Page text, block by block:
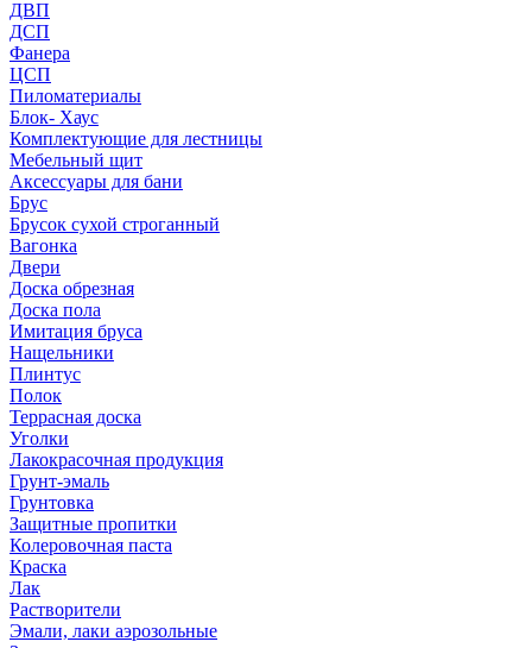
ДВП
ДСП
Фанера
ЦСП
Пиломатериалы
Блок- Хаус
Комплектующие для лестницы
Мебельный щит
Аксессуары для бани
Брус
Брусок сухой строганный
Вагонка
Двери
Доска обрезная
Доска пола
Имитация бруса
Нащельники
Плинтус
Полок
Террасная доска
Уголки
Лакокрасочная продукция
Грунт-эмаль
Грунтовка
Защитные пропитки
Колеровочная паста
Краска
Лак
Растворители
Эмали, лаки аэрозольные